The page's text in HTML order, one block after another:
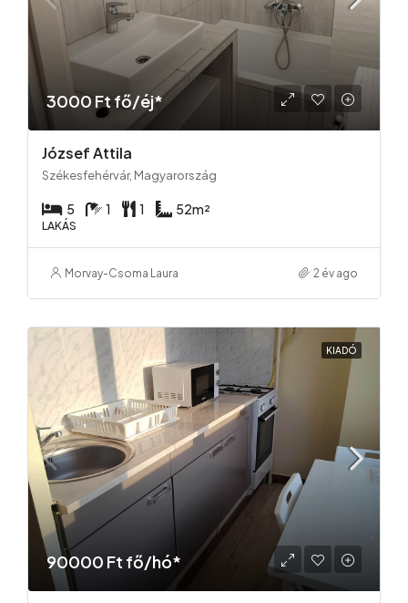
3000 Ft fő/éj*
József Attila
Székesfehérvár, Magyarország
5 1 1 52m²
LAKÁS
Morvay-Csoma Laura 2 év ago
KIADÓ
90000 Ft fő/hó*